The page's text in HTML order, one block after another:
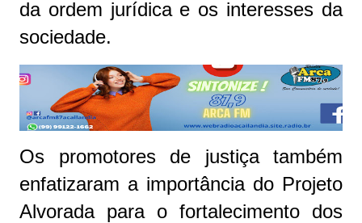
da ordem jurídica e os interesses da
sociedade.
Os promotores de justiça também
enfatizaram a importância do Projeto
Alvorada para o fortalecimento dos